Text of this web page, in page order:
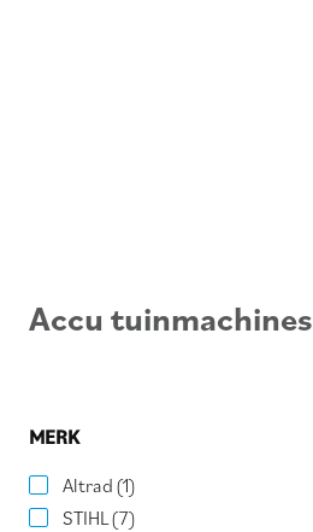
Accu tuinmachines
MERK
Altrad (1)
STIHL(7)